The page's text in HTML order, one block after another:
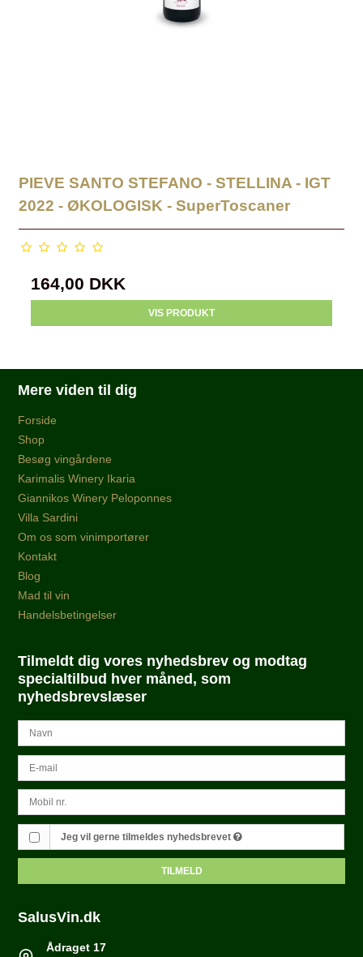
PIEVE SANTO STEFANO - STELLINA - IGT
2022 - ØKOLOGISK - SuperToscaner
164,00 DKK
VIS PRODUKT
Mere viden til dig
Forside
Shop
Besøg vingårdene
Karimalis Winery Ikaria
Giannikos Winery Peloponnes
Villa Sardini
Om os som vinimportører
Kontakt
Blog
Mad til vin
Handelsbetingelser
Tilmeldt dig vores nyhedsbrev og modtag
specialtilbud hver måned, som
nyhedsbrevslæser
Jeg vil gerne tilmeldes nyhedsbrevet
TILMELD
SalusVin.dk
Ådraget 17